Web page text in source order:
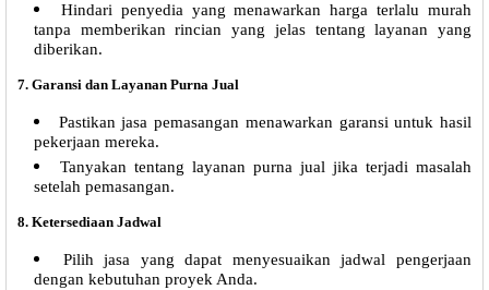
Hindari penyedia yang menawarkan harga terlalu murah
tanpa memberikan rincian yang jelas tentang layanan yang
diberikan.
7. Garansi dan Layanan Purna Jual
Pastikan jasa pemasangan menawarkan garansi untuk hasil
pekerjaan mereka.
Tanyakan tentang layanan purna jual jika terjadi masalah
setelah pemasangan.
8. Ketersediaan Jadwal
Pilih jasa yang dapat menyesuaikan jadwal pengerjaan
dengan kebutuhan proyek Anda.